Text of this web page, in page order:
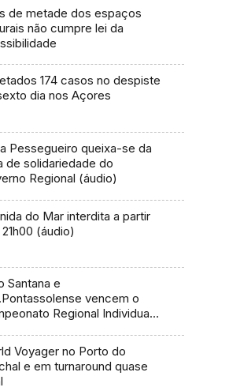
de metade dos espaços
não cumpre lei da
174 casos no despiste
dia nos Açores
Pessegueiro queixa-se da
de solidariedade do
Regional (áudio)
do Mar interdita a partir
(áudio)
Santana e
vencem o
Regional Individual
Voyager no Porto do
e em turnaround quase